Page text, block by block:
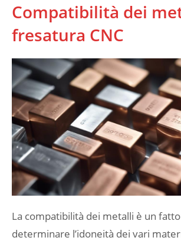
Compatibilità dei
fresatura CNC
La compatibilità dei metalli è un
determinare l’idoneità dei vari